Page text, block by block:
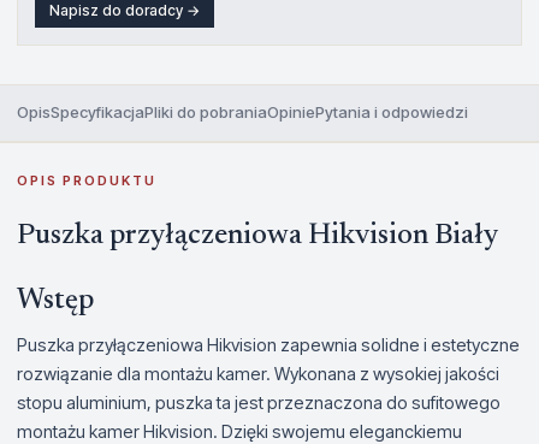
Napisz do doradcy →
OpisSpecyfikacjaPliki do pobraniaOpiniePytania i odpowiedzi
OPIS PRODUKTU
Puszka przyłączeniowa Hikvision Biały
Wstęp
Puszka przyłączeniowa Hikvision zapewnia solidne i estetyczne
rozwiązanie dla montażu kamer. Wykonana z wysokiej jakości
stopu aluminium, puszka ta jest przeznaczona do sufitowego
montażu kamer Hikvision. Dzięki swojemu eleganckiemu